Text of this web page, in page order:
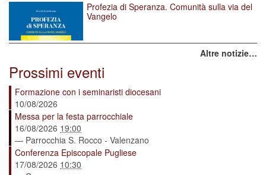
Profezia di Speranza. Comunità sulla via del
Vangelo
Altre notizie…
Prossimi eventi
Formazione con i seminaristi diocesani
10/08/2026
Messa per la festa parrocchiale
16/08/2026 19:00
— Parrocchia S. Rocco - Valenzano
Conferenza Episcopale Pugliese
17/08/2026 10:30